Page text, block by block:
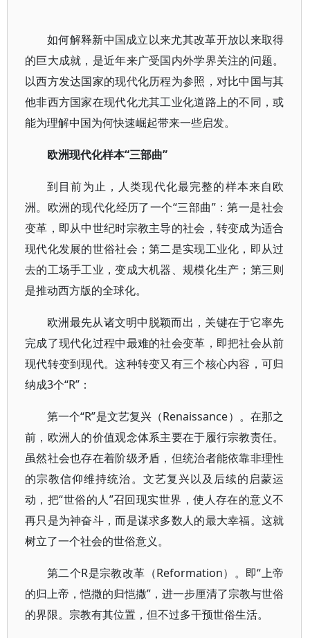
如何解释新中国成立以来尤其改革开放以来取得
的巨大成就，是近年来广受国内外学界关注的问题。
以西方发达国家的现代化历程为参照，对比中国与其
他非西方国家在现代化尤其工业化道路上的不同，或
能为理解中国为何快速崛起带来一些启发。
欧洲现代化样本“三部曲”
到目前为止，人类现代化最完整的样本来自欧
洲。欧洲的现代化经历了一个“三部曲”：第一是社会
变革，即从中世纪时宗教主导的社会，转变成为适合
现代化发展的世俗社会；第二是实现工业化，即从过
去的工场手工业，变成大机器、规模化生产；第三则
是推动西方版的全球化。
欧洲最先从诸文明中脱颖而出，关键在于它率先
完成了现代化过程中最难的社会变革，即把社会从前
现代转变到现代。这种转变又有三个核心内容，可归
纳成3个“R”：
第一个“R”是文艺复兴（Renaissance）。在那之
前，欧洲人的价值观念体系主要在于履行宗教责任。
虽然社会也存在着阶级矛盾，但统治者能依靠非理性
的宗教信仰维持统治。文艺复兴以及后续的启蒙运
动，把“世俗的人”召回现实世界，使人存在的意义不
再只是为神奋斗，而是谋求多数人的最大幸福。这就
树立了一个社会的世俗意义。
第二个R是宗教改革（Reformation）。即“上帝
的归上帝，恺撒的归恺撒”，进一步厘清了宗教与世俗
的界限。宗教有其位置，但不过多干预世俗生活。